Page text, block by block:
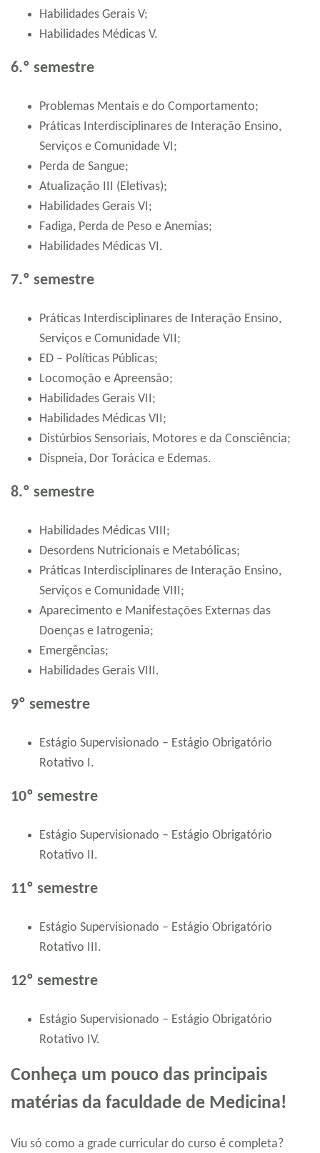
Habilidades Gerais V;
Habilidades Médicas V.
6.º semestre
Problemas Mentais e do Comportamento;
Práticas Interdisciplinares de Interação Ensino,
Serviços e Comunidade VI;
Perda de Sangue;
Atualização III (Eletivas);
Habilidades Gerais VI;
Fadiga, Perda de Peso e Anemias;
Habilidades Médicas VI.
7.º semestre
Práticas Interdisciplinares de Interação Ensino,
Serviços e Comunidade VII;
ED – Políticas Públicas;
Locomoção e Apreensão;
Habilidades Gerais VII;
Habilidades Médicas VII;
Distúrbios Sensoriais, Motores e da Consciência;
Dispneia, Dor Torácica e Edemas.
8.º semestre
Habilidades Médicas VIII;
Desordens Nutricionais e Metabólicas;
Práticas Interdisciplinares de Interação Ensino,
Serviços e Comunidade VIII;
Aparecimento e Manifestações Externas das
Doenças e Iatrogenia;
Emergências;
Habilidades Gerais VIII.
9º semestre
Estágio Supervisionado – Estágio Obrigatório
Rotativo I.
10º semestre
Estágio Supervisionado – Estágio Obrigatório
Rotativo II.
11º semestre
Estágio Supervisionado – Estágio Obrigatório
Rotativo III.
12º semestre
Estágio Supervisionado – Estágio Obrigatório
Rotativo IV.
Conheça um pouco das principais
matérias da faculdade de Medicina!
Viu só como a grade curricular do curso é completa?